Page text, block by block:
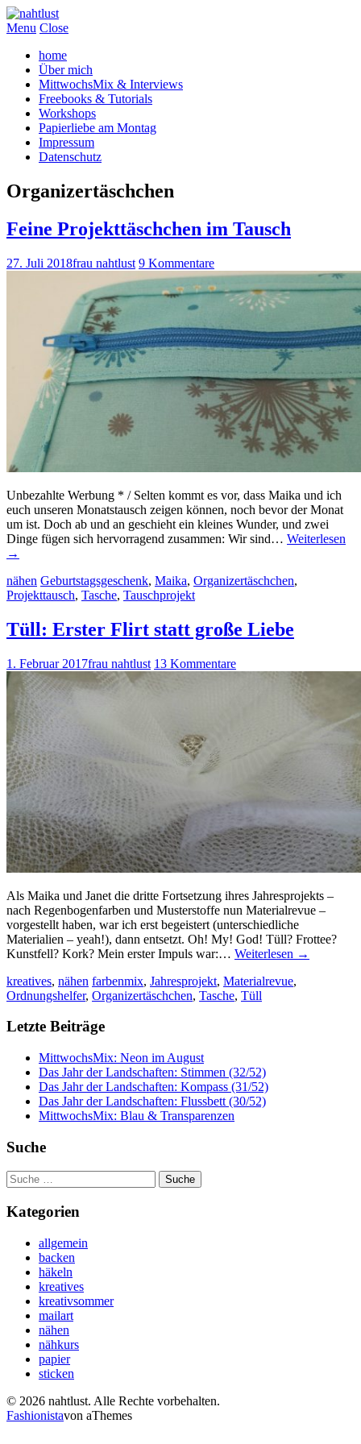
Menu Close
home
Über mich
MittwochsMix & Interviews
Freebooks & Tutorials
Workshops
Papierliebe am Montag
Impressum
Datenschutz
Organizertäschchen
Feine Projekttäschchen im Tausch
27. Juli 2018frau nahtlust 9 Kommentare
Unbezahlte Werbung * / Selten kommt es vor, dass Maika und ich
euch unseren Monatstausch zeigen können, noch bevor der Monat
um ist. Doch ab und an geschieht ein kleines Wunder, und zwei
Dinge fügen sich hervorragend zusammen: Wir sind… Weiterlesen
→
nähen Geburtstagsgeschenk, Maika, Organizertäschchen,
Projekttausch, Tasche, Tauschprojekt
Tüll: Erster Flirt statt große Liebe
1. Februar 2017frau nahtlust 13 Kommentare
Als Maika und Janet die dritte Fortsetzung ihres Jahresprojekts –
nach Regenbogenfarben und Musterstoffe nun Materialrevue –
vorgestellt haben, war ich erst begeistert (unterschiedliche
Materialien – yeah!), dann entsetzt. Oh! My! God! Tüll? Frottee?
Kunstfell? Kork? Mein erster Impuls war:… Weiterlesen →
kreatives, nähen farbenmix, Jahresprojekt, Materialrevue,
Ordnungshelfer, Organizertäschchen, Tasche, Tüll
Letzte Beiträge
MittwochsMix: Neon im August
Das Jahr der Landschaften: Stimmen (32/52)
Das Jahr der Landschaften: Kompass (31/52)
Das Jahr der Landschaften: Flussbett (30/52)
MittwochsMix: Blau & Transparenzen
Suche
Suche
nach:
Kategorien
allgemein
backen
häkeln
kreatives
kreativsommer
mailart
nähen
nähkurs
papier
sticken
© 2026 nahtlust. Alle Rechte vorbehalten.
Fashionistavon aThemes